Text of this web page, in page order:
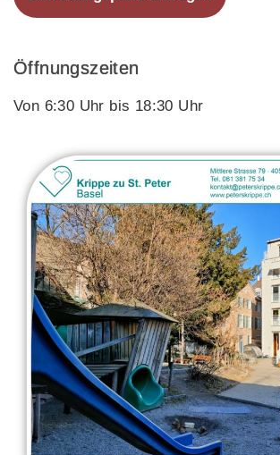
Öffnungszeiten
Von 6:30 Uhr bis 18:30 Uhr